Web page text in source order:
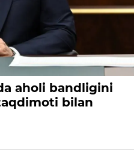
aholi bandligini
bilan